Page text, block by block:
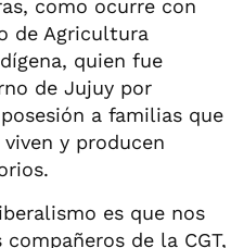
como ocurre con
de Agricultura
quien fue
de Jujuy por
a familias que
y producen
es que nos
de la CGT,